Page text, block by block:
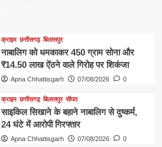
क्राइम छत्तीसगढ़ बिलासपुर
नाबालिग को धमकाकर 450 ग्राम सोना और
₹14.50 लाख ऐंठने वाले गिरोह पर शिकंजा
Apna Chhattisgarh 07/08/2026 0
क्राइम छत्तीसगढ़ बिलासपुर सीपत
साइकिल सिखाने के बहाने नाबालिग से दुष्कर्म,
24 घंटे में आरोपी गिरफ्तार
Apna Chhattisgarh 07/08/2026 0